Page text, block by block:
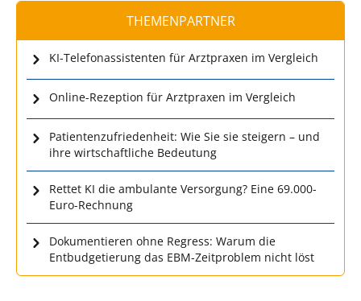
THEMENPARTNER
KI-Telefonassistenten für Arztpraxen im Vergleich
Online-Rezeption für Arztpraxen im Vergleich
Patientenzufriedenheit: Wie Sie sie steigern – und
ihre wirtschaftliche Bedeutung
Rettet KI die ambulante Versorgung? Eine 69.000-
Euro-Rechnung
Dokumentieren ohne Regress: Warum die
Entbudgetierung das EBM-Zeitproblem nicht löst